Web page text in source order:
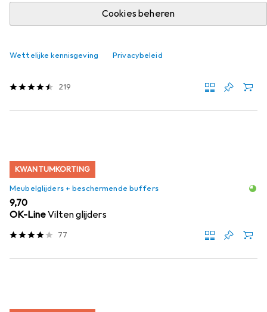
Cookies beheren
Wettelijke kennisgeving Privacybeleid
Meubelglijders + beschermende buffers
tesaViltglijders bruin 16 stuks. à
219
KWANTUMKORTING
Meubelglijders + beschermende buffers
EUR
9,70
OK-LineVilten glijders
77